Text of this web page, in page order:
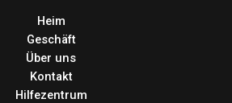
Heim
Geschäft
Über uns
Kontakt
Hilfezentrum